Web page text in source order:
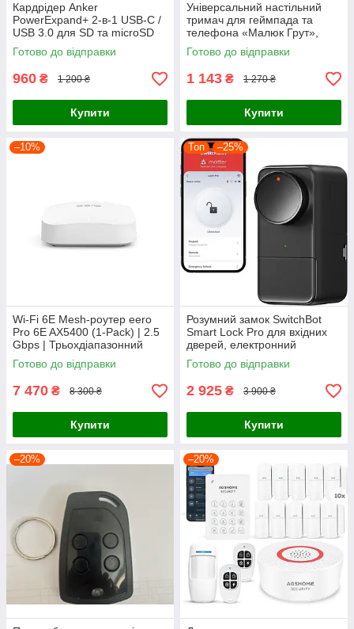
Кардрідер Anker
PowerExpand+ 2-в-1 USB-C /
USB 3.0 для SD та microSD
карт пам'яті (Space Gray)
Готово до відправки
960 ₴ 1 200 ₴
Купити
Універсальний настільний
тримач для геймпада та
телефона «Малюк Грут»,
підставка під джойстик PS5 /
PS4 / Xbox
Готово до відправки
1 143 ₴ 1 270 ₴
Купити
–10%
Wi-Fi 6E Mesh-роутер eero
Pro 6E AX5400 (1-Pack) | 2.5
Gbps | Трьохдіапазонний
маршрутизатор, покриття до
190 м²
Готово до відправки
7 470 ₴ 8 300 ₴
Купити
Топ –25%
Розумний замок SwitchBot
Smart Lock Pro для вхідних
дверей, електронний
дверний замок з
дистанційним керування
Готово до відправки
2 925 ₴ 3 900 ₴
Купити
–20% –20%